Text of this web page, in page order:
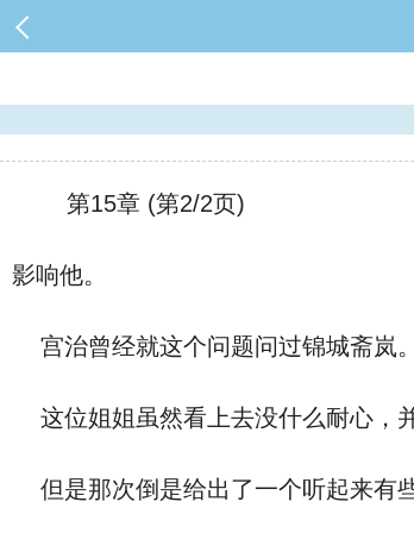
第15章 (第2/2页)
影响他。
宫治曾经就这个问题问过锦城斋岚。
这位姐姐虽然看上去没什么耐心，
但是那次倒是给出了一个听起来有